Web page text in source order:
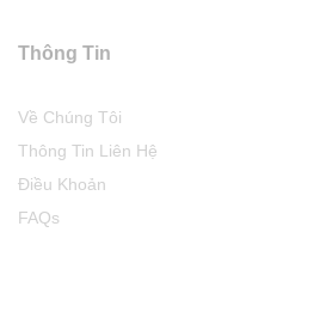
Thông Tin
Về Chúng Tôi
Thông Tin Liên Hệ
Điều Khoản
FAQs